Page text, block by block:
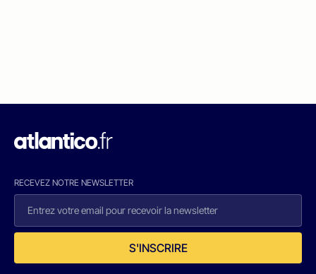
RECEVEZ NOTRE NEWSLETTER
S'INSCRIRE